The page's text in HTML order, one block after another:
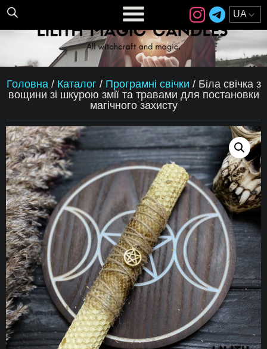
Головна/ Каталог / Програмні свічки / Біла свічка з
вощини зі шкурою змії та травами для постановки
магічного захисту